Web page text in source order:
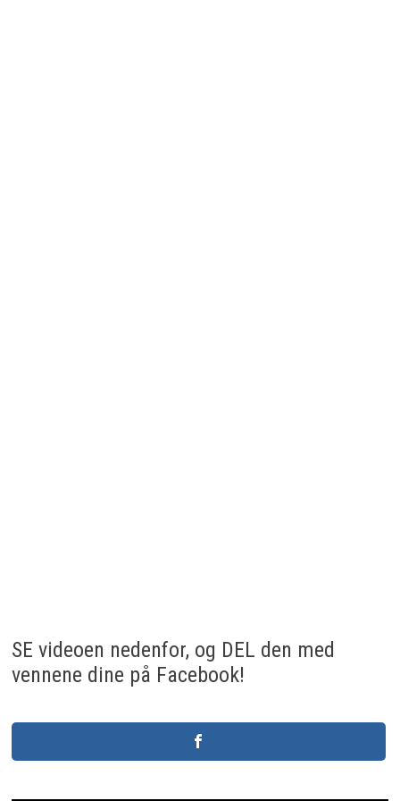
SE videoen nedenfor, og DEL den med
vennene dine på Facebook!